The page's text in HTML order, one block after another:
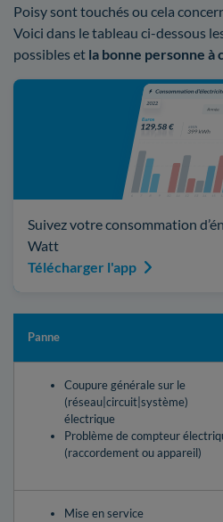
Poisy sont touchés ou cela
Voici dans le tableau ci-dessous
possibles et la bonne personne à
Suivez votre consommation
Watt
Télécharger l'app
Panne
Coupure générale sur le
(réseau|circuit|système)
électrique
Problème de compteur
(raccordement ou appareil)
Mise en service